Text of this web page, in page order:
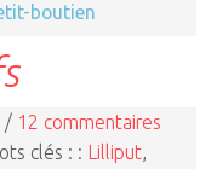
boutien
/ 12 commentaires
clés : : Lilliput